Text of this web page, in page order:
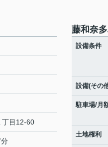
丁目12-60
分
藤和奈
設備条件
設備(その
駐車場/月
土地権利